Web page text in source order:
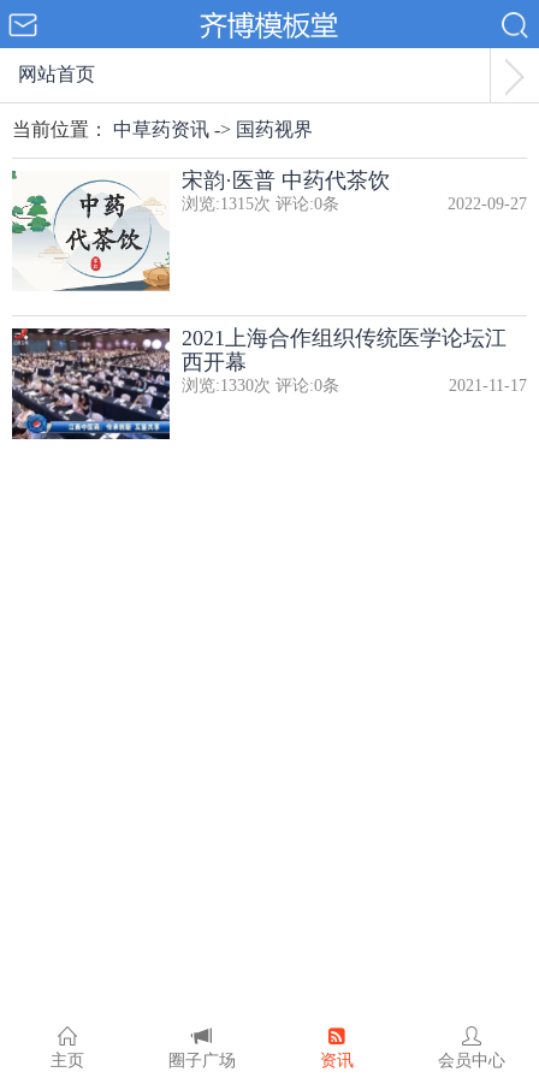
网站首页
当前位置： 中草药资讯 -> 国药视界
宋韵·医普 中药代茶饮
浏览:1315次 评论:0条 2022-09-27
2021上海合作组织传统医学论坛江
西开幕
浏览:1330次 评论:0条 2021-11-17
主页 圈子广场 资讯 会员中心